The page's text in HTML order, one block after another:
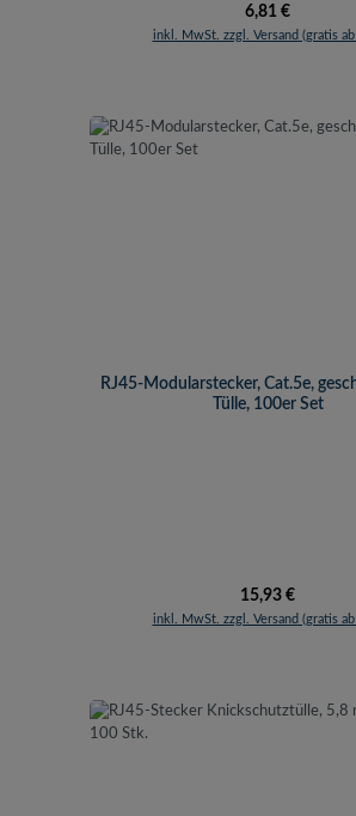
Regulärer Preis:
6,81 €
inkl. MwSt. zzgl. Versand (gratis ab
RJ45-Modularstecker, Cat.5e,
Tülle, 100er Set
Regulärer Preis:
15,93 €
inkl. MwSt. zzgl. Versand (gratis ab